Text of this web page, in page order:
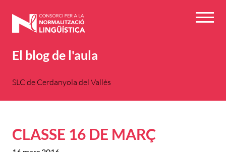
El blog de l'aula
SLC de Cerdanyola del Vallès
CLASSE 16 DE MARÇ